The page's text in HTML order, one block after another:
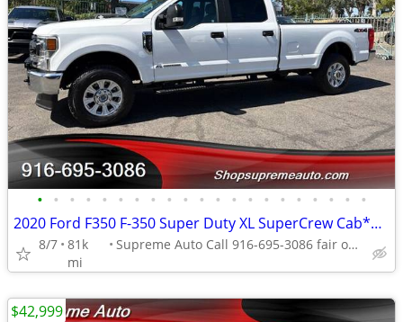
• • • • • • • • • • • • • • • • • • • • •
2020 Ford F350 F-350 Super Duty XL SuperCrew Cab*4X4*Rear Camera*STX*
8/7 81k
mi
Supreme Auto Call 916-695-3086 fair oaks
$42,999